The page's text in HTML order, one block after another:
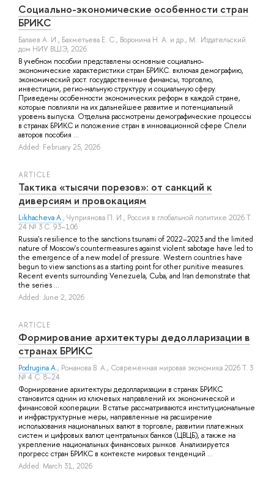
Социально-экономические особенности стран
БРИКС
Балаев А. И., Бахметьева Е. С., Воронина Н. А. и др., М.: Издательский
дом НИУ ВШЭ, 2026.
В учебном пособии представлены основные социально-
экономические характеристики стран БРИКС. включая демографию,
экономический рост. государственные финансы, торговлю,
инвестиции, регио-нальную структуру и социальную сферу.
Приведены особенности экономических реформ в каждой стране,
которые повлияли на их дальнейшее развитие и потенциальный
уровень выпуска. Отдельна рассмотрены демографические процессы
в странах БРИКС и положение стран в инновационной сфере Спели
авторов пособия ...
Added: February 25, 2026
ARTICLE
Тактика «тысячи порезов»: от санкций к
диверсиям и провокациям
Likhacheva A., Чуприянова П. И., Россия в глобальной политике 2026 Т.
24 № 3 С. 93–106
Russia's resilience to the sanctions tsunami of 2022–2023 and the limited
nature of Moscow's countermeasures against violent sabotage have led to
the emergence of a new model of pressure. Western countries have
begun to view sanctions as a starting point for other punitive measures.
Recent events surrounding Venezuela, Cuba, and Iran demonstrate that
the series ...
Added: June 2, 2026
ARTICLE
Формирование архитектуры дедолларизации в
странах БРИКС
Podrugina A., Романова В. А., Современная мировая экономика 2026 Т. 3
№ 4 С. 8–24
Формирование архитектуры дедолларизации в странах БРИКС
становится одним из ключевых направлений их экономической и
финансовой кооперации. В статье рассматриваются институциональные
и инфраструктурные меры, направленные на расширение
использования национальных валют в торговле, развитии платежных
систем и цифровых валют центральных банков (ЦВЦБ), а также на
укрепление национальных финансовых рынков. Анализируется
прогресс стран БРИКС в контексте мировых тенденций ...
Added: March 31, 2026